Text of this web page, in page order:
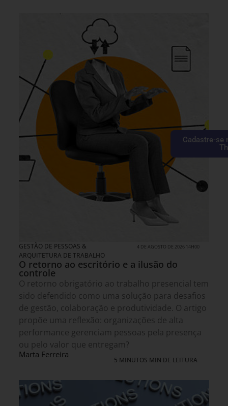
GESTÃO DE PESSOAS &
ARQUITETURA DE TRABALHO
4 DE AGOSTO DE 2026 14H00
O retorno ao escritório e a ilusão do
controle
O retorno obrigatório ao trabalho presencial tem
sido defendido como uma solução para desafios
de gestão, colaboração e produtividade. O artigo
propõe uma reflexão: organizações de alta
performance gerenciam pessoas pela presença
ou pelo valor que entregam?
Marta Ferreira
5 MINUTOS MIN DE LEITURA
Cadastre-se